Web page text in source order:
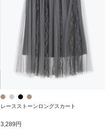
レースストーンロングスカート
3,289円